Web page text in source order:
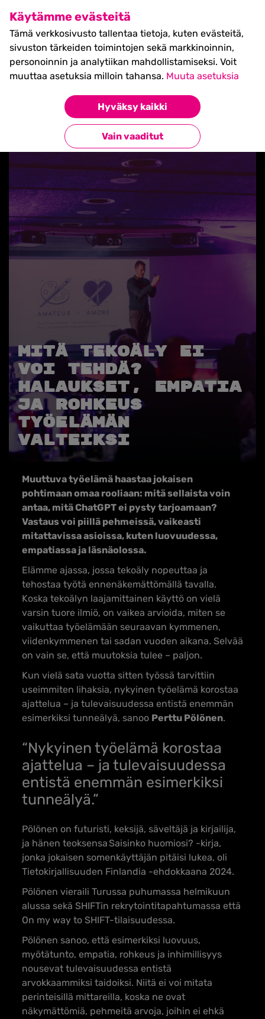
Käytämme evästeitä
Tämä verkkosivusto tallentaa tietoja, kuten evästeitä,
sivuston tärkeiden toimintojen sekä markkinoinnin,
personoinnin ja analytiikan mahdollistamiseksi. Voit
muuttaa asetuksia milloin tahansa. Muuta asetuksia
Hyväksy kaikki
Vain vaaditut
SHIFT Business Festival
27.5.2027, Turku - liput
myynnissä nyt! >>
Takaisin uutisiin
Mitä tekoäly ei
voi tehdä?
Halaukset, empatia
ja rohkeus
työelämän
valteiksi
Muuttuva työelämä haastaa jokaisen
pohtimaan omaa rooliaan: mitä sellaista voin
antaa, mitäChatGPTei pysty tarjoamaan?
Vastaus voi piillä pehmeissä, vaikeasti
mitattavissa asioissa, kuten luovuudessa,
empatiassa ja läsnäolossa.
Elämme ajassa, jossa tekoäly nopeuttaa ja
tehostaa työtä ennenäkemättömällä tavalla.
Koska tekoälyn laajamittainen käyttö on vielä
varsin tuore ilmiö, on vaikea arvioida, miten se
vaikuttaa työelämään seuraavan kymmenen,
viidenkymmenen tai sadan vuoden aikana. Selvää
on vain se, että muutoksia tulee – paljon.
Kun vielä sata vuotta sitten työssä tarvittiin
useimmiten lihaksia, nykyinen työelämä korostaa
ajattelua – ja tulevaisuudessa entistä enemmän
esimerkiksi tunneälyä, sanoo Perttu Pölönen.
“Nykyinen työelämä korostaa
ajattelua – ja tulevaisuudessa
entistä enemmän esimerkiksi
tunneälyä.”
Pölönen on futuristi, keksijä, säveltäjä ja kirjailija,
ja hänen teoksensaSaisinko huomiosi? -kirja,
jonka jokaisen somenkäyttäjän pitäisi lukea, oli
Tietokirjallisuuden Finlandia -ehdokkaana 2024.
Pölönen vieraili Turussa puhumassa helmikuun
alussa sekä SHIFTin rekrytointitapahtumassa että
On my way to SHIFT-tilaisuudessa.
Pölönen sanoo, että esimerkiksi luovuus,
myötätunto, empatia, rohkeus ja inhimillisyys
nousevat tulevaisuudessa entistä
arvokkaammiksi taidoiksi. Niitä ei voi mitata
perinteisillä mittareilla, koska ne ovat
näkymättömiä, pehmeitä arvoja, joihin ei ehkä